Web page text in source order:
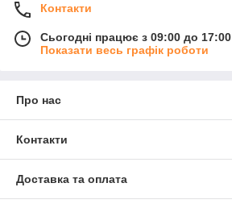
Контакти
Сьогодні працює з 09:00 до 17:00
Показати весь графік роботи
Про нас
Контакти
Доставка та оплата